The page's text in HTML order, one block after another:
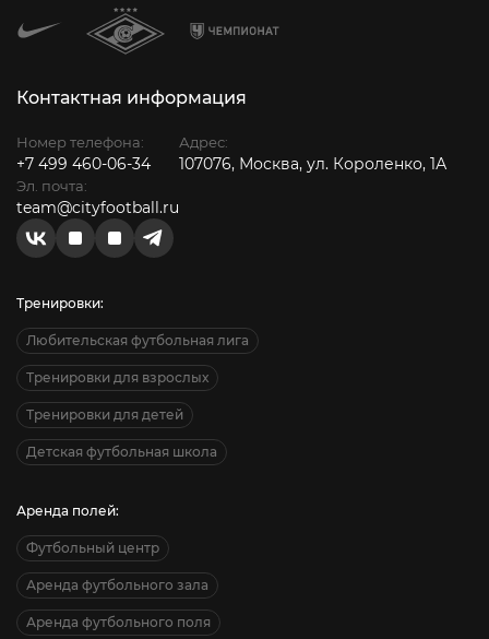
Контактная информация
Номер телефона:
+7 499 460-06-34
Эл. почта:
team@cityfootball.ru
Адрес:
107076, Москва, ул. Короленко, 1А
Тренировки:
Любительская футбольная лига
Тренировки для взрослых
Тренировки для детей
Детская футбольная школа
Аренда полей:
Футбольный центр
Аренда футбольного зала
Аренда футбольного поля